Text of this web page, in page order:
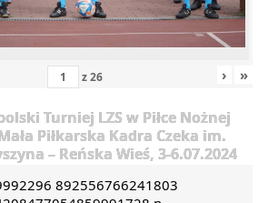
z26 › »
Turniej LZS w Piłce Nożnej
Piłkarska Kadra Czeka im.
– Reńska Wieś, 3-6.07.2024
892556766241803